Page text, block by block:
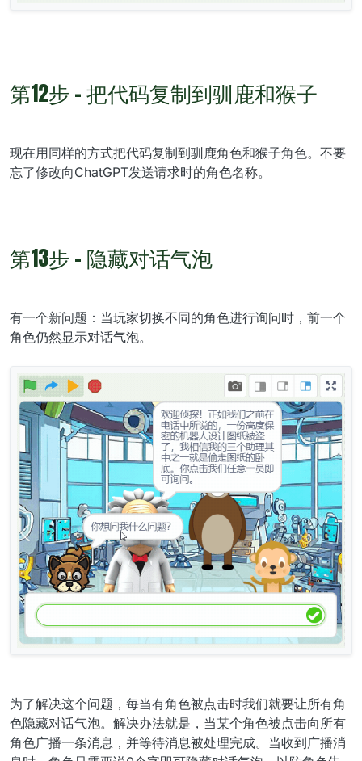
第12步 - 把代码复制到驯鹿和猴子
现在用同样的方式把代码复制到驯鹿角色和猴子角色。不要
忘了修改向ChatGPT发送请求时的角色名称。
第13步 - 隐藏对话气泡
有一个新问题：当玩家切换不同的角色进行询问时，前一个
角色仍然显示对话气泡。
为了解决这个问题，每当有角色被点击时我们就要让所有角
色隐藏对话气泡。解决办法就是，当某个角色被点击向所有
角色广播一条消息，并等待消息被处理完成。当收到广播消